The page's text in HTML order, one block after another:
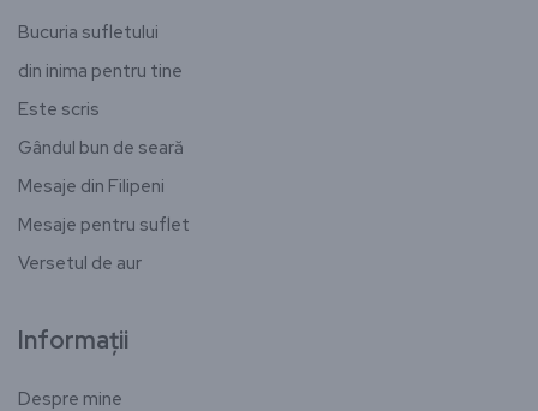
Bucuria sufletului
din inima pentru tine
Este scris
Gândul bun de seară
Mesaje din Filipeni
Mesaje pentru suflet
Versetul de aur
Informații
Despre mine